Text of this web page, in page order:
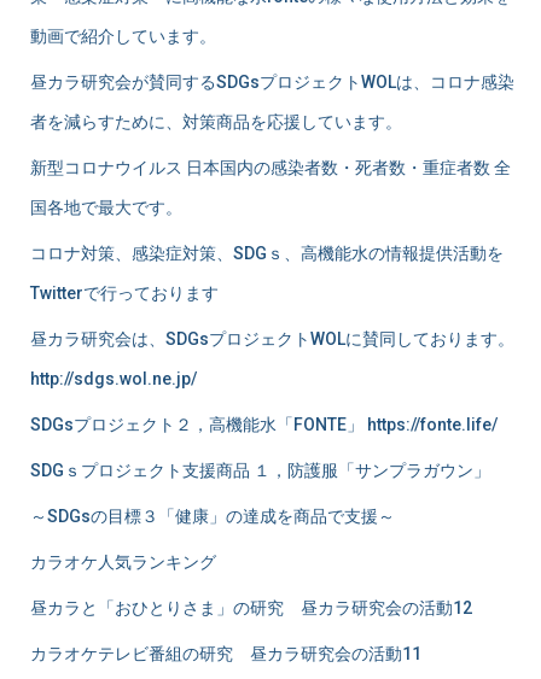
動画で紹介しています。
昼カラ研究会が賛同するSDGsプロジェクトWOLは、コロナ感染
者を減らすために、対策商品を応援しています。
新型コロナウイルス 日本国内の感染者数・死者数・重症者数 全
国各地で最大です。
コロナ対策、感染症対策、SDGｓ、高機能水の情報提供活動を
Twitterで行っております
昼カラ研究会は、SDGsプロジェクトWOLに賛同しております。
http://sdgs.wol.ne.jp/
SDGsプロジェクト２，高機能水「FONTE」 https://fonte.life/
SDGｓプロジェクト支援商品 １，防護服「サンプラガウン」
～SDGsの目標３「健康」の達成を商品で支援～
カラオケ人気ランキング
昼カラと「おひとりさま」の研究 昼カラ研究会の活動12
カラオケテレビ番組の研究 昼カラ研究会の活動11